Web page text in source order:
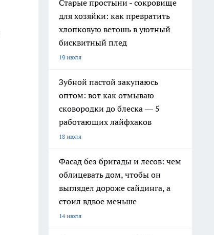
Старые простыни - сокровище
для хозяйки: как превратить
хлопковую ветошь в уютный
бисквитный плед
19 июля
Зубной пастой закупаюсь
оптом: вот как отмываю
сковородки до блеска — 5
работающих лайфхаков
18 июля
Фасад без бригады и лесов: чем
облицевать дом, чтобы он
выглядел дороже сайдинга, а
стоил вдвое меньше
14 июля